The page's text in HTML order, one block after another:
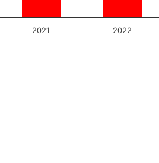
2021 2022